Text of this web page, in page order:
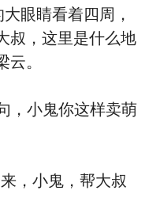
眼睛看着四周，
叔，这里是什么地
。
小鬼你这样卖萌
，小鬼，帮大叔